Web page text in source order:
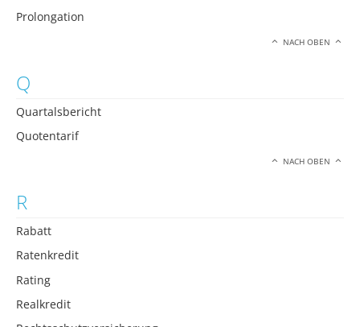
Prolongation
NACH OBEN
Q
Quartalsbericht
Quotentarif
NACH OBEN
R
Rabatt
Ratenkredit
Rating
Realkredit